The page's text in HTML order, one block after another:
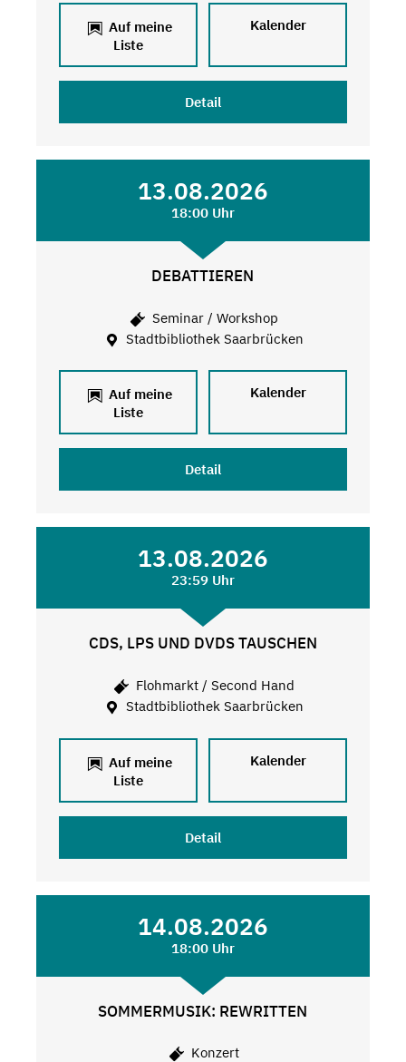
Auf meine
Liste
Kalender
Detail
13.08.2026
18:00 Uhr
DEBATTIEREN
Seminar / Workshop
Stadtbibliothek Saarbrücken
Auf meine
Liste
Kalender
Detail
13.08.2026
23:59 Uhr
CDS, LPS UND DVDS TAUSCHEN
Flohmarkt / Second Hand
Stadtbibliothek Saarbrücken
Auf meine
Liste
Kalender
Detail
14.08.2026
18:00 Uhr
SOMMERMUSIK: REWRITTEN
Konzert